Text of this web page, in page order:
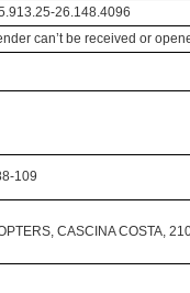
26.148.4096
can’t be received or
109
CASCINA COSTA,